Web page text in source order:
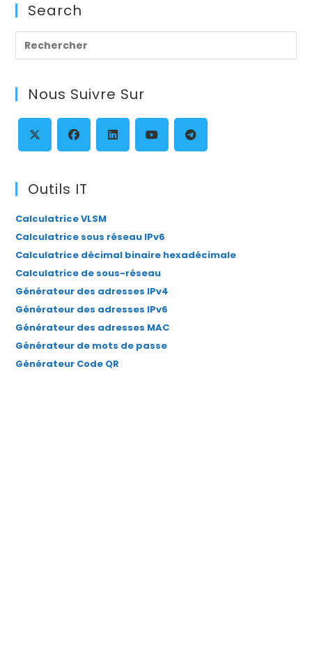
Search
Nous Suivre Sur
dans
un
nouvel
onglet
dans
nouvel
onglet
nouvel
onglet onglet
Outils IT
Calculatrice VLSM
Calculatrice sous réseau IPv6
Calculatrice décimal binaire hexadécimale
Calculatrice de sous-réseau
Générateur des adresses IPv4
Générateur des adresses IPv6
Générateur des adresses MAC
Générateur de mots de passe
Générateur Code QR